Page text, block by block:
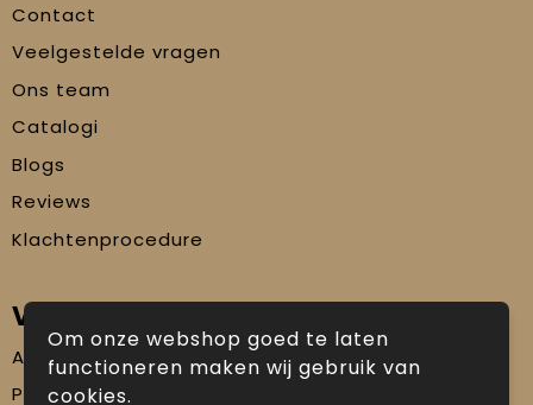
Contact
Veelgestelde vragen
Ons team
Catalogi
Blogs
Reviews
Klachtenprocedure
Veilig winkelen
Algemene voorwaarden
Privacyverklaring
Om onze webshop goed te laten
functioneren maken wij gebruik van
cookies.